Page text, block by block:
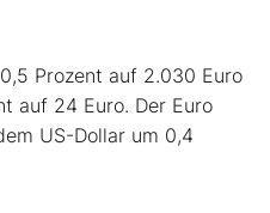
Prozent auf 2.030 Euro
auf 24 Euro. Der Euro
US-Dollar um 0,4